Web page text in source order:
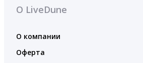
О LiveDune
О компании
Оферта